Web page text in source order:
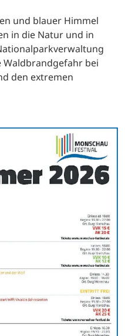
und blauer Himmel
in die Natur und in
bei
den extremen